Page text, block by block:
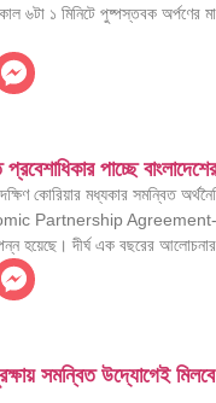
৬টা ১ মিনিটে পুষ্পস্তবক অর্পণের
পাচ্ছে
কোরিয়ার মধ্যকার সমন্বিত
Partnership Agreement-
হয়েছে। দীর্ঘ এক বছরের
সমন্বিত উদ্যোগেই